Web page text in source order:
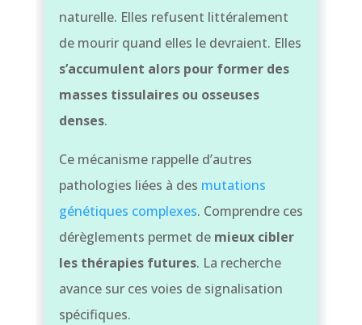
naturelle. Elles refusent littéralement
de mourir quand elles le devraient. Elles
s’accumulent alors pour former des
masses tissulaires ou osseuses
denses.
Ce mécanisme rappelle d’autres
pathologies liées à des mutations
génétiques complexes. Comprendre ces
dérèglements permet de mieux cibler
les thérapies futures. La recherche
avance sur ces voies de signalisation
spécifiques.